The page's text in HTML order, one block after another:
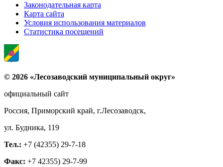
Законодательная карта
Карта сайта
Условия использования материалов
Статистика посещений
© 2026 «Лесозаводский муниципальный округ»
официальный сайт
Россия, Приморский край, г.Лесозаводск,
ул. Будника, 119
Тел.: +7 (42355) 29-7-18
Факс: +7 42355) 29-7-99